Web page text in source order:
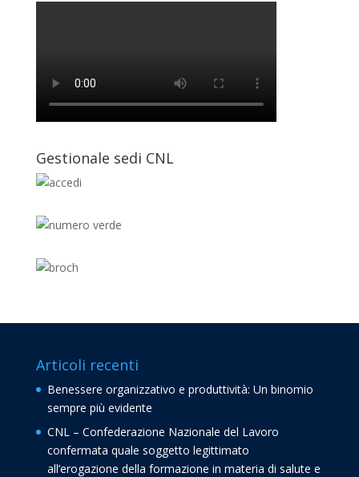
Gestionale sedi CNL
Articoli recenti
Benessere organizzativo e produttività: Un binomio
sempre più evidente
CNL – Confederazione Nazionale del Lavoro
confermata quale soggetto legittimato
all’erogazione della formazione in materia di salute e